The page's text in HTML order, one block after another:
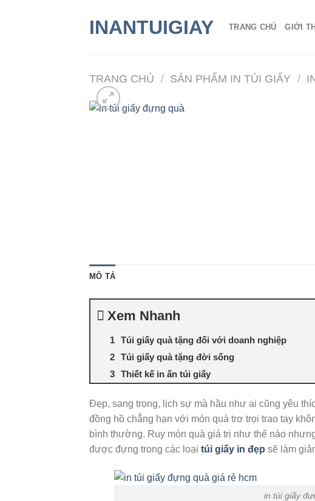
INANTUIGIAY TRANG CHỦ GIỚI
TRANG CHỦ / SẢN PHẨM IN TÚI GIẤY /
MÔ TẢ
Xem Nhanh
Túi giấy quà tặng đối với doanh nghiệp
Túi giấy quà tặng đời sống
Thiết kế in ấn túi giấy
Đẹp, sang trọng, lịch sự mà hầu như ai cũng yêu
đồng hồ chẳng hạn với món quà trơ trọi trao tay
bình thường. Ruy món quà giá trị như thế nào
được đựng trong các loại túi giấy in đẹp sẽ làm
in túi giấy